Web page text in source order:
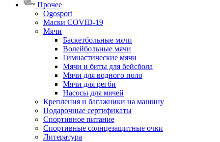
Прочее
Ogosport
Маски COVID-19
Мячи
Баскетбольные мячи
Волейбольные мячи
Гимнастические мячи
Мячи и биты для бейсбола
Мячи для водного поло
Мячи для регби
Насосы для мячей
Крепления и багажники на машину
Подарочные сертификаты
Спортивное питание
Спортивные солнцезащитные очки
Литература